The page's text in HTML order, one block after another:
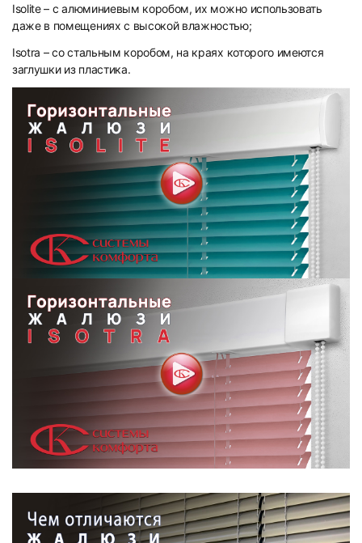
10
11
Isolite – с алюминиевым коробом, их можно использовать
даже в помещениях с высокой влажностью;
Isotra – со стальным коробом, на краях которого имеются
заглушки из пластика.